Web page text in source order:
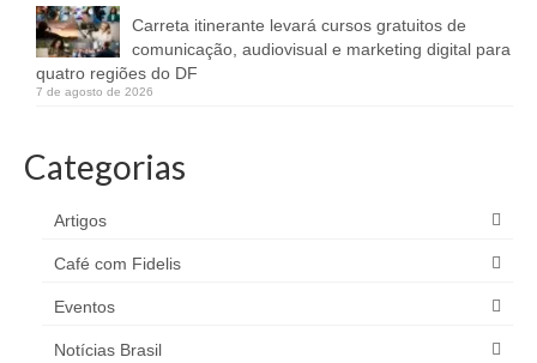
Carreta itinerante levará cursos gratuitos de
comunicação, audiovisual e marketing digital para
quatro regiões do DF
7 de agosto de 2026
Categorias
Artigos
Café com Fidelis
Eventos
Notícias Brasil